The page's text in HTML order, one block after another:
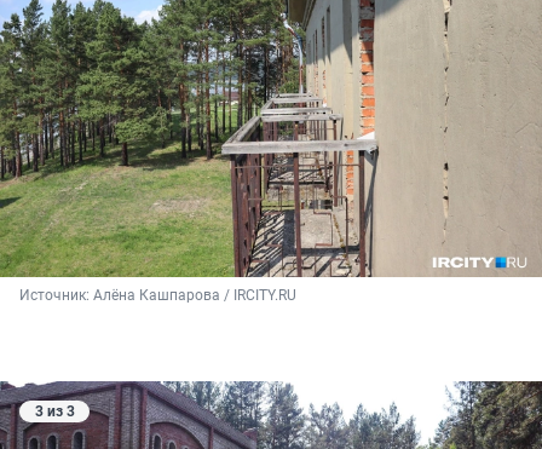
Источник: Алёна Кашпарова / IRCITY.RU
3 из 3